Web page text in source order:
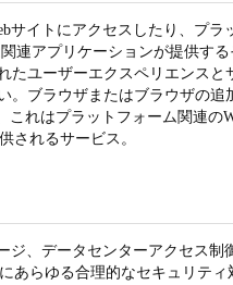
サイトにアクセスしたり、プラ
連アプリケーションが提供す
たユーザーエクスペリエンス
。ブラウザまたはブラウザの
れはプラットフォーム関連の
されるサービス。
、データセンターアクセス制
あらゆる合理的なセキュリテ